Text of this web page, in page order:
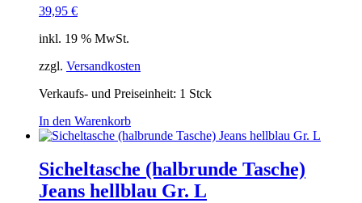
39,95 €
inkl. 19 % MwSt.
zzgl. Versandkosten
Verkaufs- und Preiseinheit: 1 Stck
In den Warenkorb
Sicheltasche (halbrunde Tasche)
Jeans hellblau Gr. L